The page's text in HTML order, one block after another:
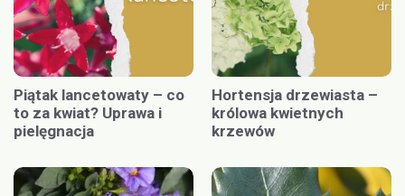
Piątak lancetowaty – co
to za kwiat? Uprawa i
pielęgnacja
Hortensja drzewiasta –
królowa kwietnych
krzewów